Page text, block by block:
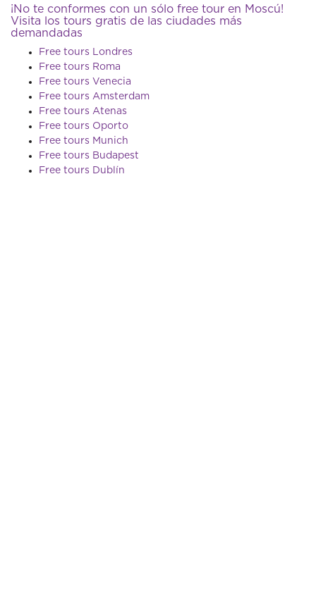
¡No te conformes con un sólo free tour en Moscú!
Visita los tours gratis de las ciudades más
demandadas
Free tours Londres
Free tours Roma
Free tours Venecia
Free tours Amsterdam
Free tours Atenas
Free tours Oporto
Free tours Munich
Free tours Budapest
Free tours Dublín